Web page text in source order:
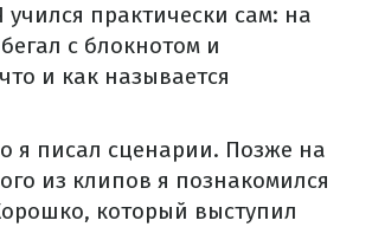
учился практически сам: на
с блокнотом и
и как называется
я писал сценарии. Позже на
из клипов я познакомился
который выступил